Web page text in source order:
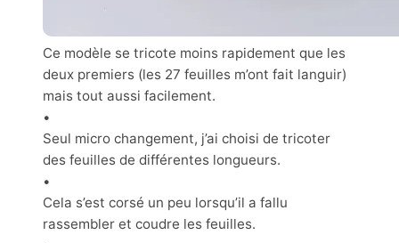
Ce modèle se tricote moins rapidement que les
deux premiers (les 27 feuilles m’ont fait languir)
mais tout aussi facilement.
•
Seul micro changement, j’ai choisi de tricoter
des feuilles de différentes longueurs.
•
Cela s’est corsé un peu lorsqu’il a fallu
rassembler et coudre les feuilles.